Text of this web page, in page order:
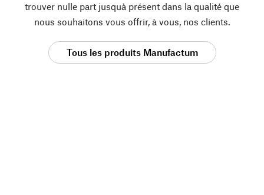
trouver nulle part jusquà présent dans la qualité que
nous souhaitons vous offrir, à vous, nos clients.
Tous les produits Manufactum